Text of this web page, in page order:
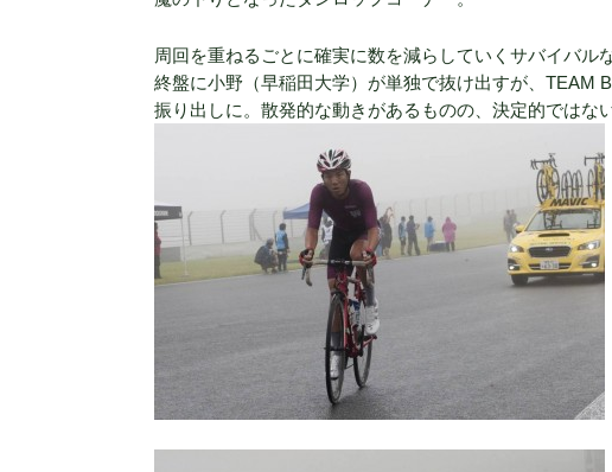
周回を重ねるごとに確実に数を減らしていくサバイバル
終盤に小野（早稲田大学）が単独で抜け出すが、 TEAM
振り出しに。散発的な動きがあるものの、決定的ではない